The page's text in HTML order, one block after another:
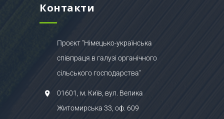
Контакти
Проєкт "Німецько-українська
співпраця в галузі органічного
сільського господарства"
01601, м. Київ, вул. Велика
Житомирська 33, оф. 609